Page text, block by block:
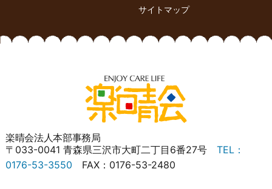
サイトマップ
楽晴会法人本部事務局
〒033-0041 青森県三沢市大町二丁目6番27号 TEL：
0176-53-3550 FAX：0176-53-2480